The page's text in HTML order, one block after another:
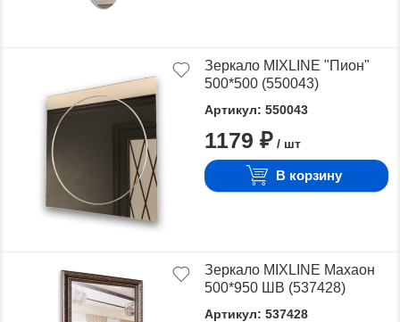
Зеркало MIXLINE "Пион"
500*500 (550043)
Артикул: 550043
1179 ₽ / шт
В корзину
Зеркало MIXLINE Махаон
500*950 ШВ (537428)
Артикул: 537428